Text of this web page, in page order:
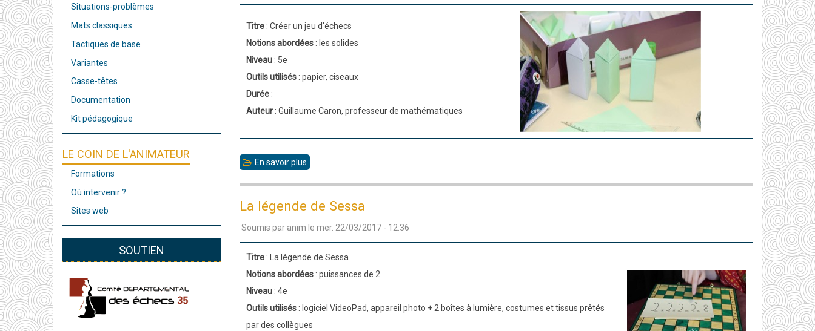
Situations-problèmes
Mats classiques
Tactiques de base
Variantes
Casse-têtes
Documentation
Kit pédagogique
LE COIN DE L'ANIMATEUR
Formations
Où intervenir ?
Sites web
SOUTIEN
mathématiques
Titre : Créer un jeu d'échecs
Notions abordées: les solides
Niveau : 5e
Outils utilisés: papier, ciseaux
Durée:
Auteur: Guillaume Caron, professeur de mathématiques
En savoir plus
jeu
d’échecs
dans
La légende de Sessa
Soumis par anim le mer. 22/03/2017 - 12:36
Titre : La légende de Sessa
Notions abordées: puissances de 2
Niveau : 4e
Outils utilisés: logiciel VideoPad, appareil photo + 2 boîtes à lumière, costumes et tissus prêtés
par des collègues